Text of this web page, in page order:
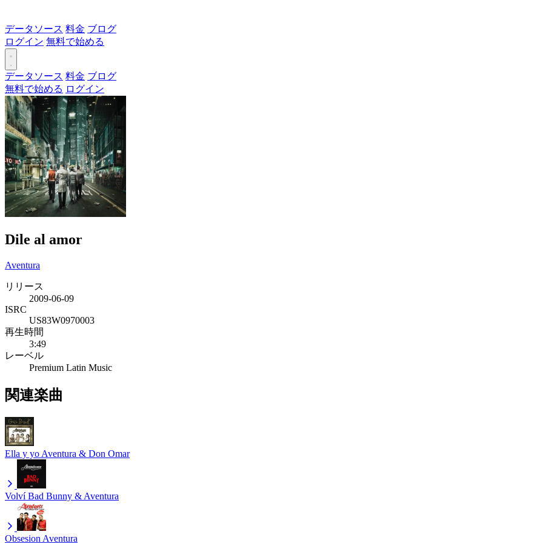
データソース 料金 ブログ
ログイン 無料で始める
データソース 料金 ブログ
無料で始める ログイン
Dile al amor
Aventura
リリース
2009-06-09
ISRC
US83W0970003
再生時間
3:49
レーベル
Premium Latin Music
関連楽曲
Ella y yo Aventura & Don Omar
Volví Bad Bunny & Aventura
Obsesion Aventura